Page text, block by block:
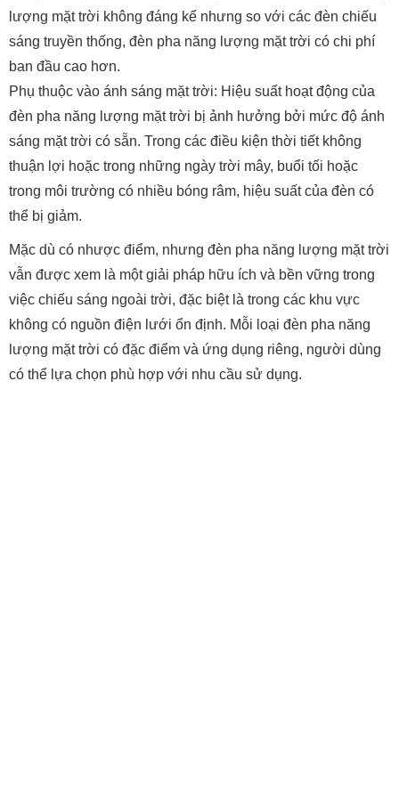
lượng mặt trời không đáng kể nhưng so với các đèn chiếu
sáng truyền thống, đèn pha năng lượng mặt trời có chi phí
ban đầu cao hơn.
Phụ thuộc vào ánh sáng mặt trời: Hiệu suất hoạt động của
đèn pha năng lượng mặt trời bị ảnh hưởng bởi mức độ ánh
sáng mặt trời có sẵn. Trong các điều kiện thời tiết không
thuận lợi hoặc trong những ngày trời mây, buổi tối hoặc
trong môi trường có nhiều bóng râm, hiệu suất của đèn có
thể bị giảm.
Mặc dù có nhược điểm, nhưng đèn pha năng lượng mặt trời
vẫn được xem là một giải pháp hữu ích và bền vững trong
việc chiếu sáng ngoài trời, đặc biệt là trong các khu vực
không có nguồn điện lưới ổn định. Mỗi loại đèn pha năng
lượng mặt trời có đặc điểm và ứng dụng riêng, người dùng
có thể lựa chọn phù hợp với nhu cầu sử dụng.